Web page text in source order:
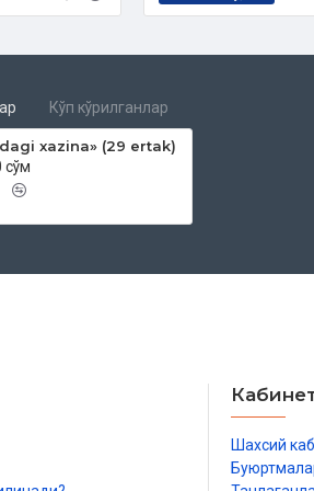
Кўп кўрилганлар
xazina» (29 ertak)
сўм
Шахсий